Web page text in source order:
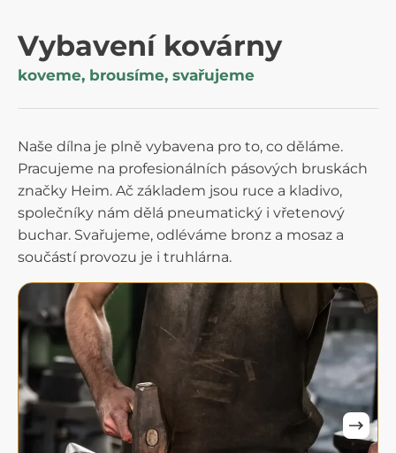
Vybavení kovárny
koveme, brousíme, svařujeme
Naše dílna je plně vybavena pro to, co děláme.
Pracujeme na profesionálních pásových bruskách
značky Heim. Ač základem jsou ruce a kladivo,
společníky nám dělá pneumatický i vřetenový
buchar. Svařujeme, odléváme bronz a mosaz a
součástí provozu je i truhlárna.